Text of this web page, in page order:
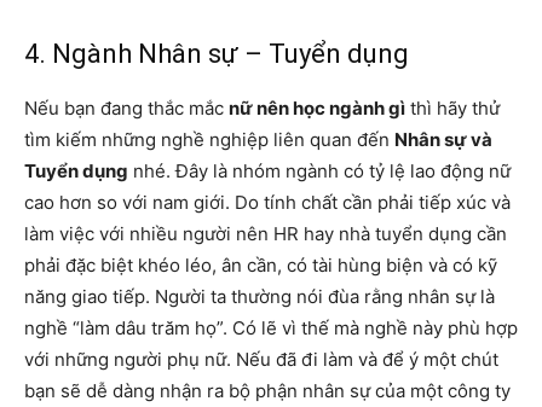
4. Ngành Nhân sự – Tuyển dụng
Nếu bạn đang thắc mắc nữ nên học ngành gì thì hãy thử
tìm kiếm những nghề nghiệp liên quan đến Nhân sự và
Tuyển dụng nhé. Đây là nhóm ngành có tỷ lệ lao động nữ
cao hơn so với nam giới. Do tính chất cần phải tiếp xúc và
làm việc với nhiều người nên HR hay nhà tuyển dụng cần
phải đặc biệt khéo léo, ân cần, có tài hùng biện và có kỹ
năng giao tiếp. Người ta thường nói đùa rằng nhân sự là
nghề “làm dâu trăm họ”. Có lẽ vì thế mà nghề này phù hợp
với những người phụ nữ. Nếu đã đi làm và để ý một chút
bạn sẽ dễ dàng nhận ra bộ phận nhân sự của một công ty